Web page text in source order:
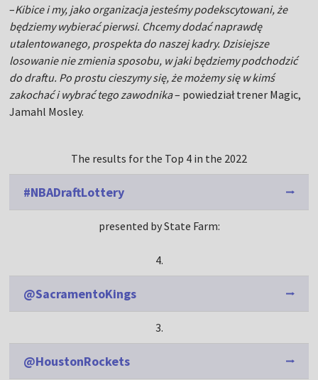
–Kibice i my, jako organizacja jesteśmy podekscytowani, że
będziemy wybierać pierwsi. Chcemy dodać naprawdę
utalentowanego, prospekta do naszej kadry. Dzisiejsze
losowanie nie zmienia sposobu, w jaki będziemy podchodzić
do draftu. Po prostu cieszymy się, że możemy się w kimś
zakochać i wybrać tego zawodnika– powiedział trener Magic,
Jamahl Mosley.
The results for the Top 4 in the 2022
#NBADraftLottery
presented by State Farm:
4.
@SacramentoKings
3.
@HoustonRockets